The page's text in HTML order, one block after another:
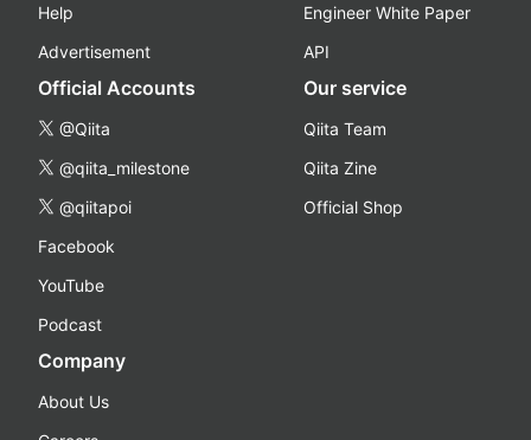
Help
Advertisement
Engineer White Paper
API
Official Accounts
@Qiita
@qiita_milestone
@qiitapoi
Facebook
YouTube
Podcast
Our service
Qiita Team
Qiita Zine
Official Shop
Company
About Us